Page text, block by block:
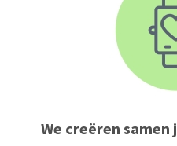
We creëren